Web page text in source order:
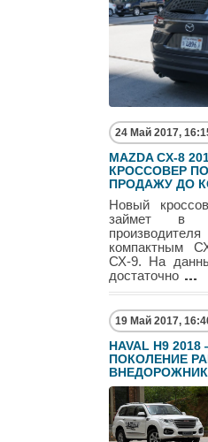
Mitsubishi
Pagani
Porshe
Rover
Seat
24 Май 2017,
MAZDA CX-8
КРОССОВЕР
ПРОДАЖУ ДО
Новый
займет в
компактным
СХ-9. На
достаточно
19 Май 2017,
HAVAL H9
ПОКОЛЕНИЕ